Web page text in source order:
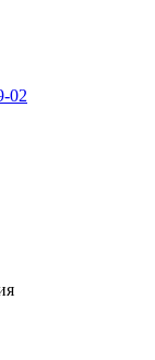
02